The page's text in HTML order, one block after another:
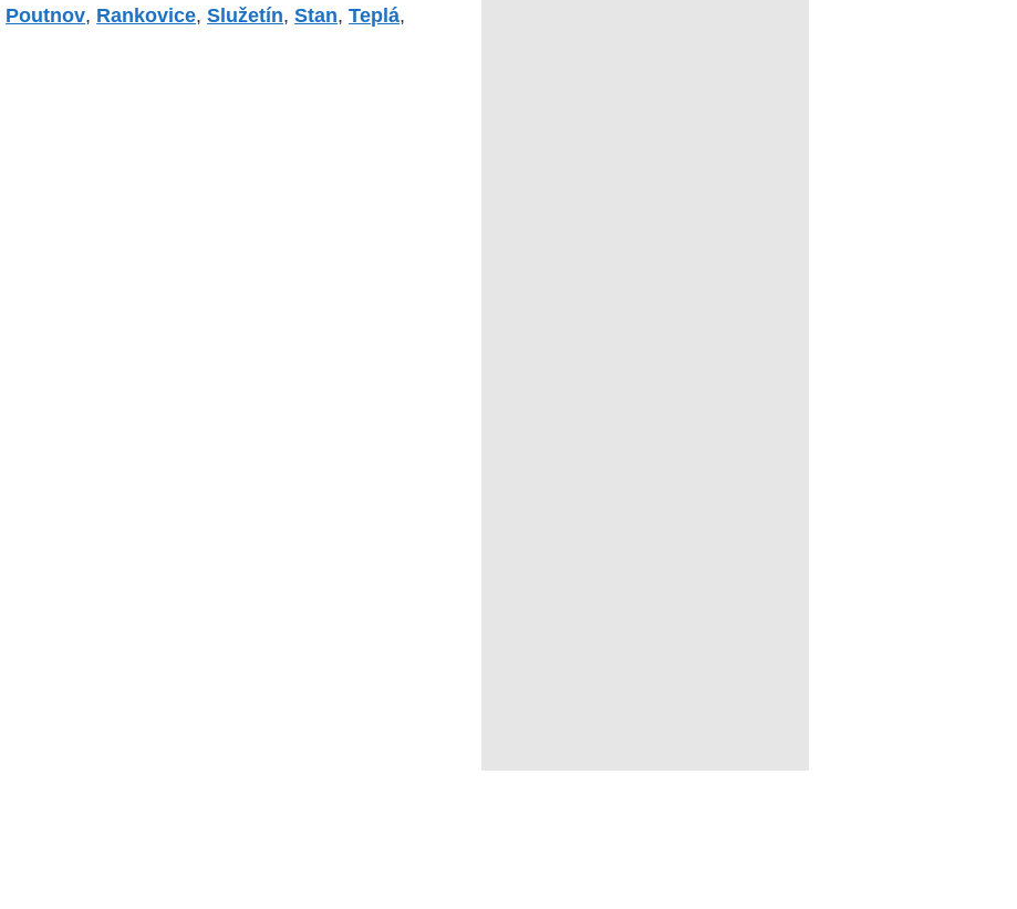
Poutnov, Rankovice,Služetín,Stan,Teplá,